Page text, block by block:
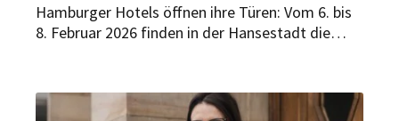
Hamburger Hotels öffnen ihre Türen: Vom 6. bis
8. Februar 2026 finden in der Hansestadt die
aus einer anderen Perspektive kennenzulernen.